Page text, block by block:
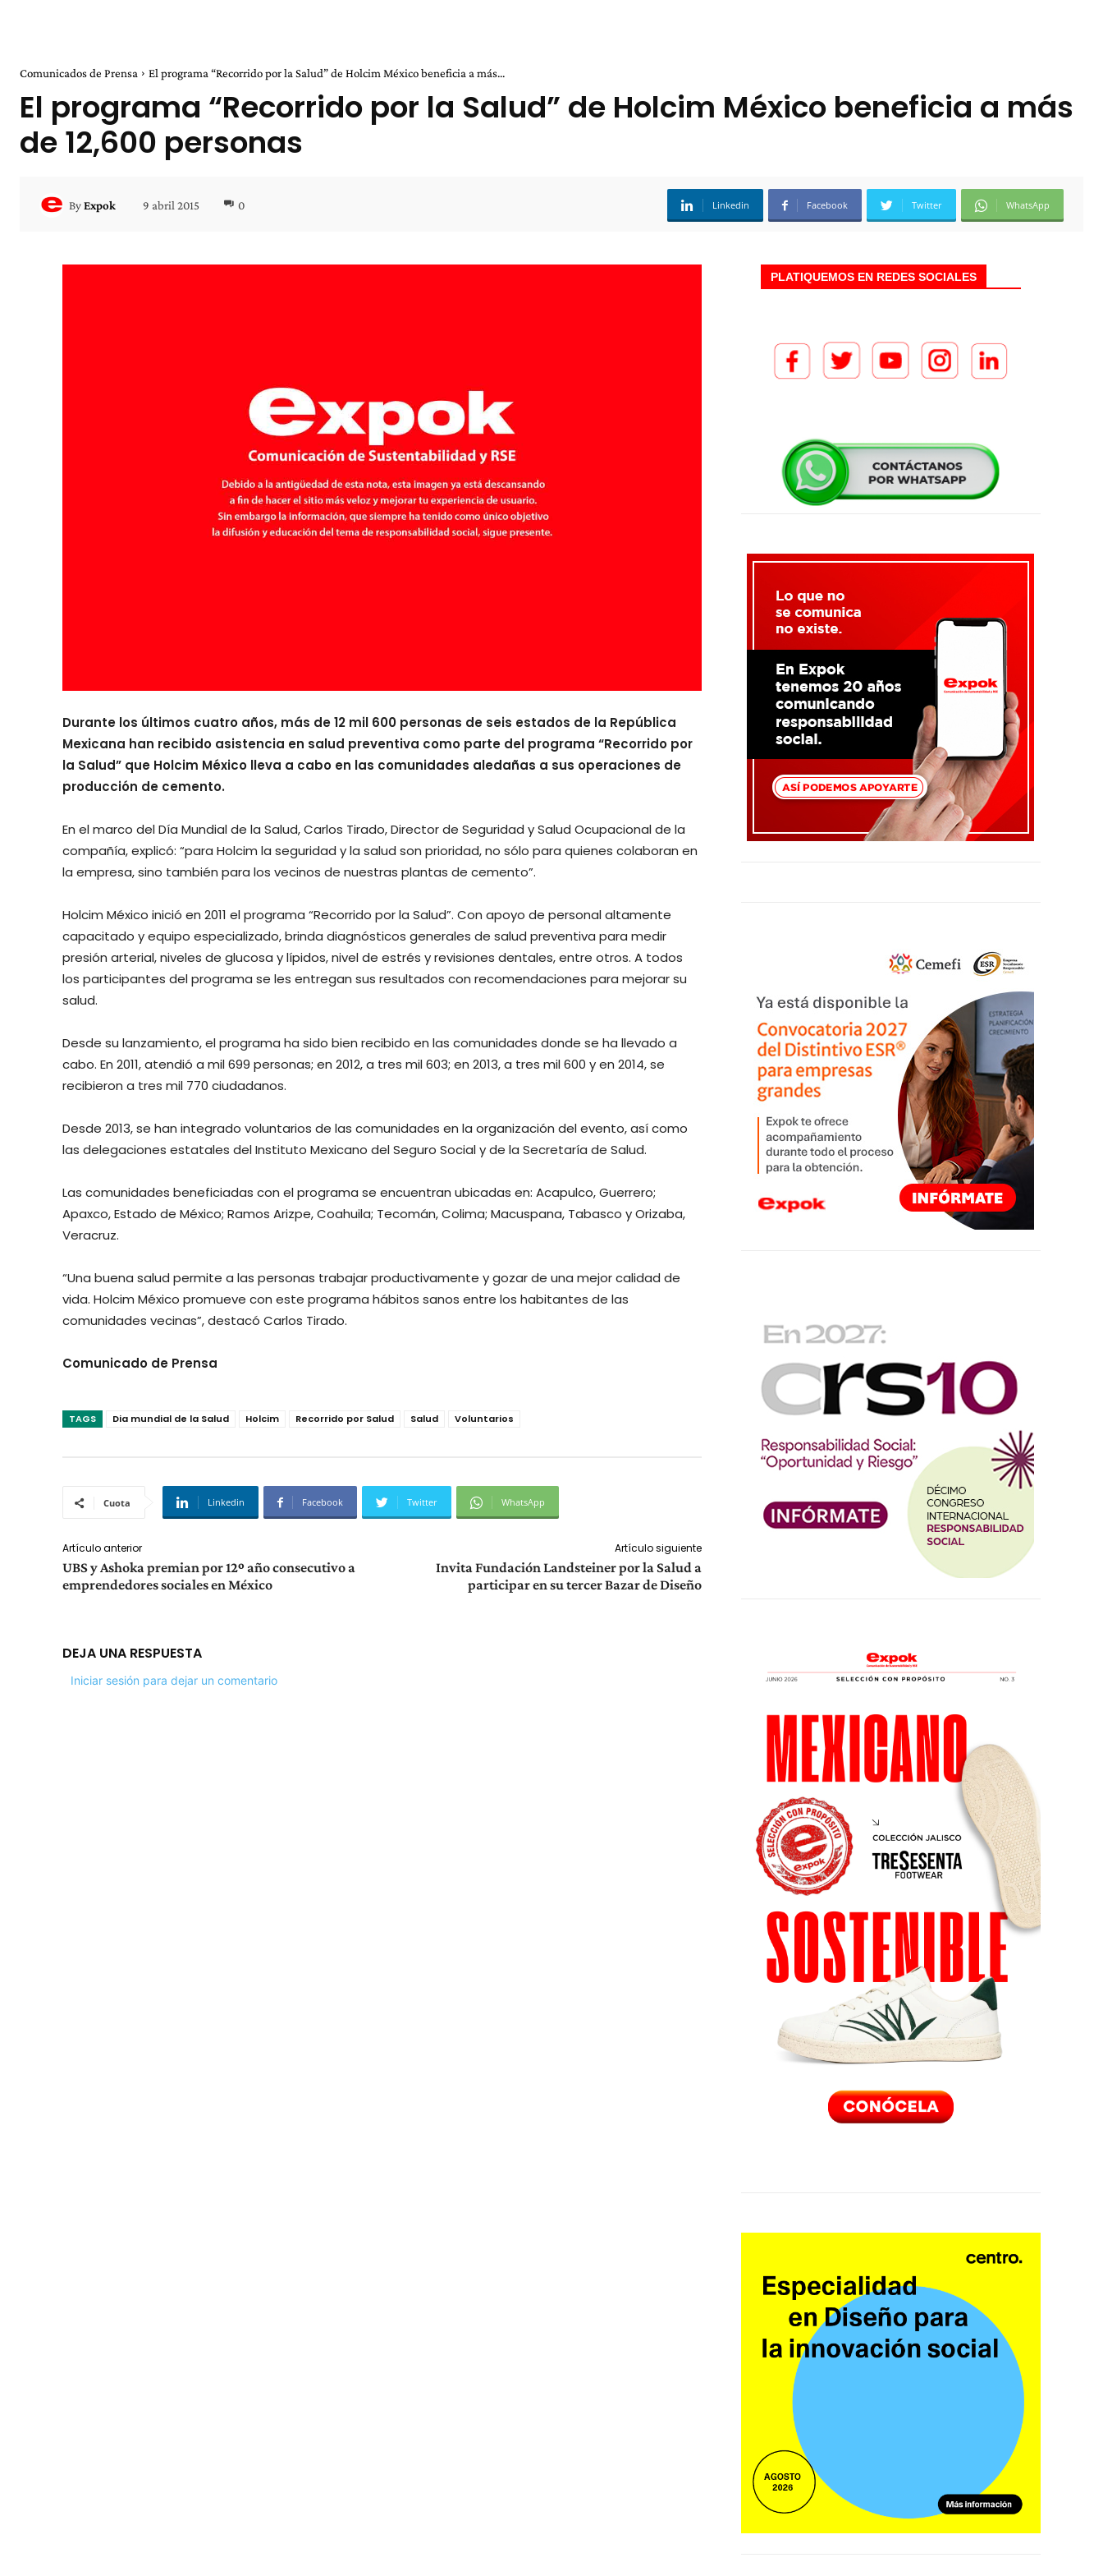
Comunicados de Prensa El programa “Recorrido por la Salud” de Holcim México beneficia a más...
El programa “Recorrido por la Salud” de Holcim México beneficia a más
de 12,600 personas
ByExpok 9 abril 2015 0 Linkedin Facebook Twitter WhatsApp
Durante los últimos cuatro años, más de 12 mil 600 personas de seis estados de la República
Mexicana han recibido asistencia en salud preventiva como parte del programa “Recorrido por
la Salud” que Holcim México lleva a cabo en las comunidades aledañas a sus operaciones de
producción de cemento.
En el marco del Día Mundial de la Salud, Carlos Tirado, Director de Seguridad y Salud Ocupacional de la
compañía, explicó: “para Holcim la seguridad y la salud son prioridad, no sólo para quienes colaboran en
la empresa, sino también para los vecinos de nuestras plantas de cemento”.
Holcim México inició en 2011 el programa “Recorrido por la Salud”. Con apoyo de personal altamente
capacitado y equipo especializado, brinda diagnósticos generales de salud preventiva para medir
presión arterial, niveles de glucosa y lípidos, nivel de estrés y revisiones dentales, entre otros. A todos
los participantes del programa se les entregan sus resultados con recomendaciones para mejorar su
salud.
Desde su lanzamiento, el programa ha sido bien recibido en las comunidades donde se ha llevado a
cabo. En 2011, atendió a mil 699 personas; en 2012, a tres mil 603; en 2013, a tres mil 600 y en 2014, se
recibieron a tres mil 770 ciudadanos.
Desde 2013, se han integrado voluntarios de las comunidades en la organización del evento, así como
las delegaciones estatales del Instituto Mexicano del Seguro Social y de la Secretaría de Salud.
Las comunidades beneficiadas con el programa se encuentran ubicadas en: Acapulco, Guerrero;
Apaxco, Estado de México; Ramos Arizpe, Coahuila; Tecomán, Colima; Macuspana, Tabasco y Orizaba,
Veracruz.
“Una buena salud permite a las personas trabajar productivamente y gozar de una mejor calidad de
vida. Holcim México promueve con este programa hábitos sanos entre los habitantes de las
comunidades vecinas”, destacó Carlos Tirado.
Comunicado de Prensa
TAGS Dia mundial de la Salud Holcim Recorrido por Salud Salud Voluntarios
Cuota Linkedin Facebook Twitter WhatsApp
Artículo anterior
UBS y Ashoka premian por 12º año consecutivo a
emprendedores sociales en México
Artículo siguiente
Invita Fundación Landsteiner por la Salud a
participar en su tercer Bazar de Diseño
DEJA UNA RESPUESTA
Iniciar sesión para dejar un comentario
PLATIQUEMOS EN REDES SOCIALES